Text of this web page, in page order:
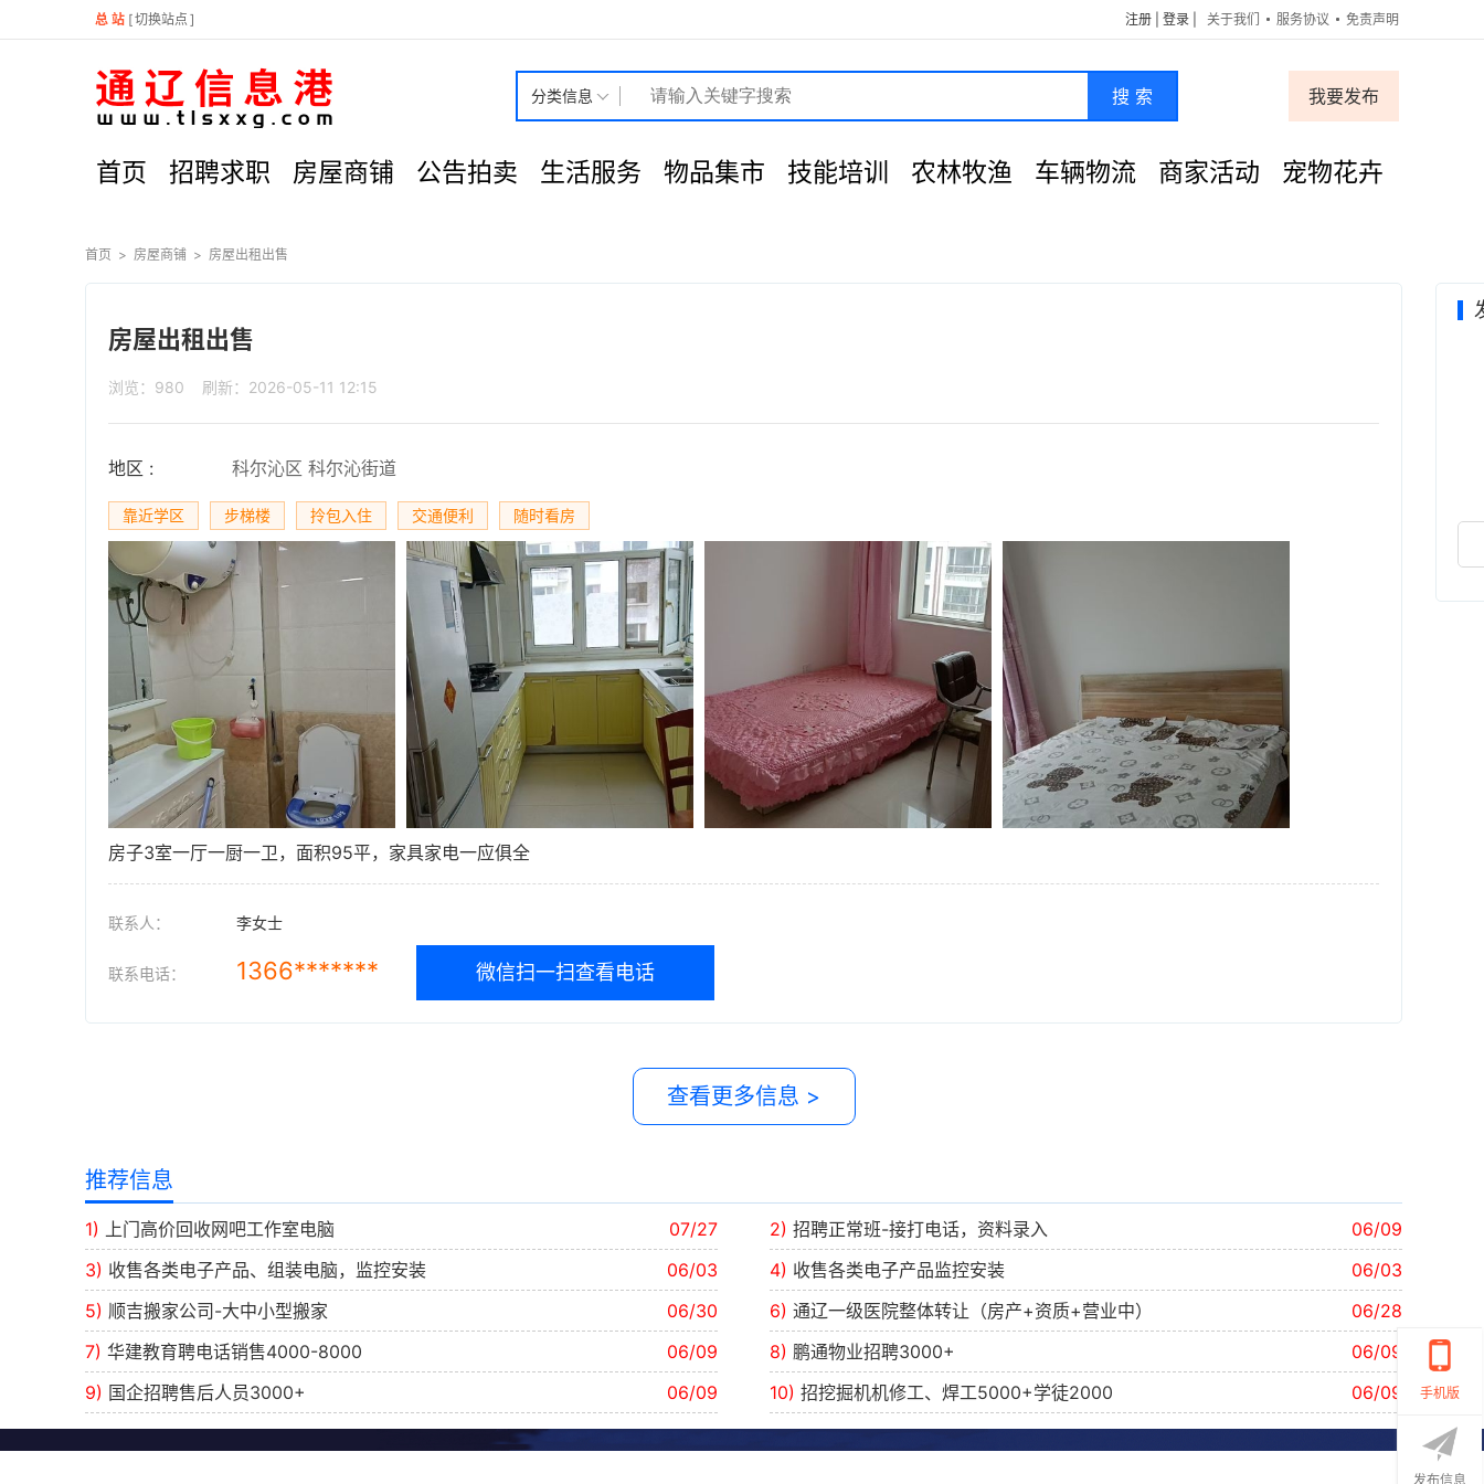
总 站 [切换站点 ] 注册 登录 关于我们 服务协议 免责声明
分类信息 搜 索 我要发布
首页 招聘求职 房屋商铺 公告拍卖 生活服务 物品集市 技能培训 农林牧渔 车辆物流 商家活动 宠物花卉
首页 > 房屋商铺 > 房屋出租出售
房屋出租出售
浏览：980 刷新：2026-05-11 12:15
地区 : 科尔沁区 科尔沁街道
靠近学区 步梯楼 拎包入住 交通便利 随时看房
房子3室一厅一厨一卫，面积95平，家具家电一应俱全
联系人： 李女士
联系电话： 1366******* 微信扫一扫查看电话
查看更多信息 >
推荐信息
1) 上门高价回收网吧工作室电脑 07/27 2) 招聘正常班-接打电话，资料录入
06/09
3) 收售各类电子产品、组装电脑，监控安装 06/03 4) 收售各类电子产品监控安装
06/03
5) 顺吉搬家公司-大中小型搬家 06/30 6) 通辽一级医院整体转让（房产+资质+营业中）
06/28
7) 华建教育聘电话销售4000-8000 06/09 8) 鹏通物业招聘3000+
06/09
9) 国企招聘售后人员3000+ 06/09 10) 招挖掘机机修工、焊工5000+学徒2000 06/09 手机版
发布信息